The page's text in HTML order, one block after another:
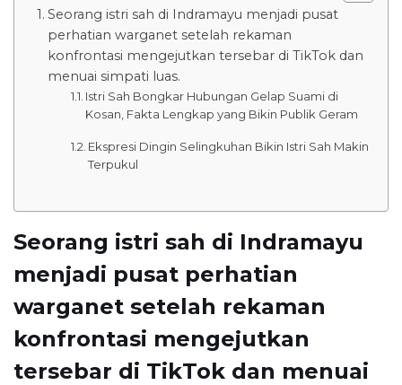
Seorang istri sah di Indramayu menjadi pusat
perhatian warganet setelah rekaman
konfrontasi mengejutkan tersebar di TikTok dan
menuai simpati luas.
Istri Sah Bongkar Hubungan Gelap Suami di
Kosan, Fakta Lengkap yang Bikin Publik Geram
Ekspresi Dingin Selingkuhan Bikin Istri Sah Makin
Terpukul
Seorang istri sah di Indramayu
menjadi pusat perhatian
warganet setelah rekaman
konfrontasi mengejutkan
tersebar di TikTok dan menuai